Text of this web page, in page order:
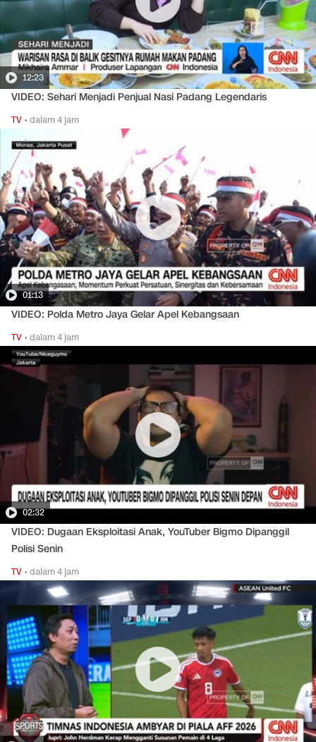
12:23
VIDEO: Sehari Menjadi Penjual Nasi Padang Legendaris
TV •dalam 4 jam
01:13
VIDEO: Polda Metro Jaya Gelar Apel Kebangsaan
TV •dalam 4 jam
02:32
VIDEO: Dugaan Eksploitasi Anak, YouTuber Bigmo Dipanggil
Polisi Senin
TV •dalam 4 jam